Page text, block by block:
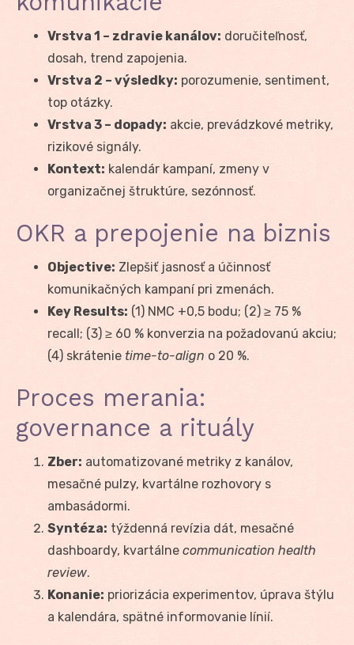
Vrstva 1 – zdravie kanálov: doručiteľnosť,
dosah, trend zapojenia.
Vrstva 2 – výsledky: porozumenie, sentiment,
top otázky.
Vrstva 3 – dopady: akcie, prevádzkové metriky,
rizikové signály.
Kontext: kalendár kampaní, zmeny v
organizačnej štruktúre, sezónnosť.
OKR a prepojenie na biznis
Objective: Zlepšiť jasnosť a účinnosť
komunikačných kampaní pri zmenách.
Key Results: (1) NMC +0,5 bodu; (2) ≥ 75 %
recall; (3) ≥ 60 % konverzia na požadovanú akciu;
(4) skrátenie time-to-align o 20 %.
Proces merania:
governance a rituály
Zber: automatizované metriky z kanálov,
mesačné pulzy, kvartálne rozhovory s
ambasádormi.
Syntéza: týždenná revízia dát, mesačné
dashboardy, kvartálne communication health
review.
Konanie: priorizácia experimentov, úprava štýlu
a kalendára, spätné informovanie línií.